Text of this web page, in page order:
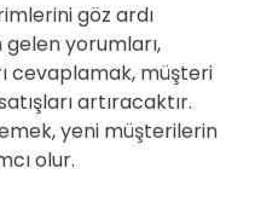
göz ardı
yorumları,
cevaplamak, müşteri
artıracaktır.
yeni müşterilerin
olur.